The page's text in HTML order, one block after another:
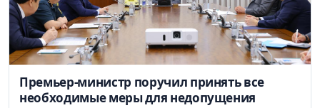
Премьер-министр поручил принять все
необходимые меры для недопущения